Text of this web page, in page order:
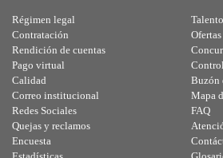
Régimen legal
Contratación
Rendición de cuentas
Pago virtual
Calidad
Buzón
Correo institucional
Redes Sociales
Quejas y reclamos
Encuesta
Mapa
FAQ